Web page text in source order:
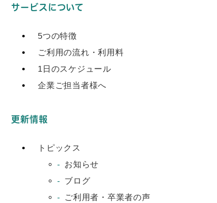
サービスについて
5つの特徴
ご利用の流れ・利用料
1日のスケジュール
企業ご担当者様へ
更新情報
トピックス
お知らせ
ブログ
ご利用者・卒業者の声